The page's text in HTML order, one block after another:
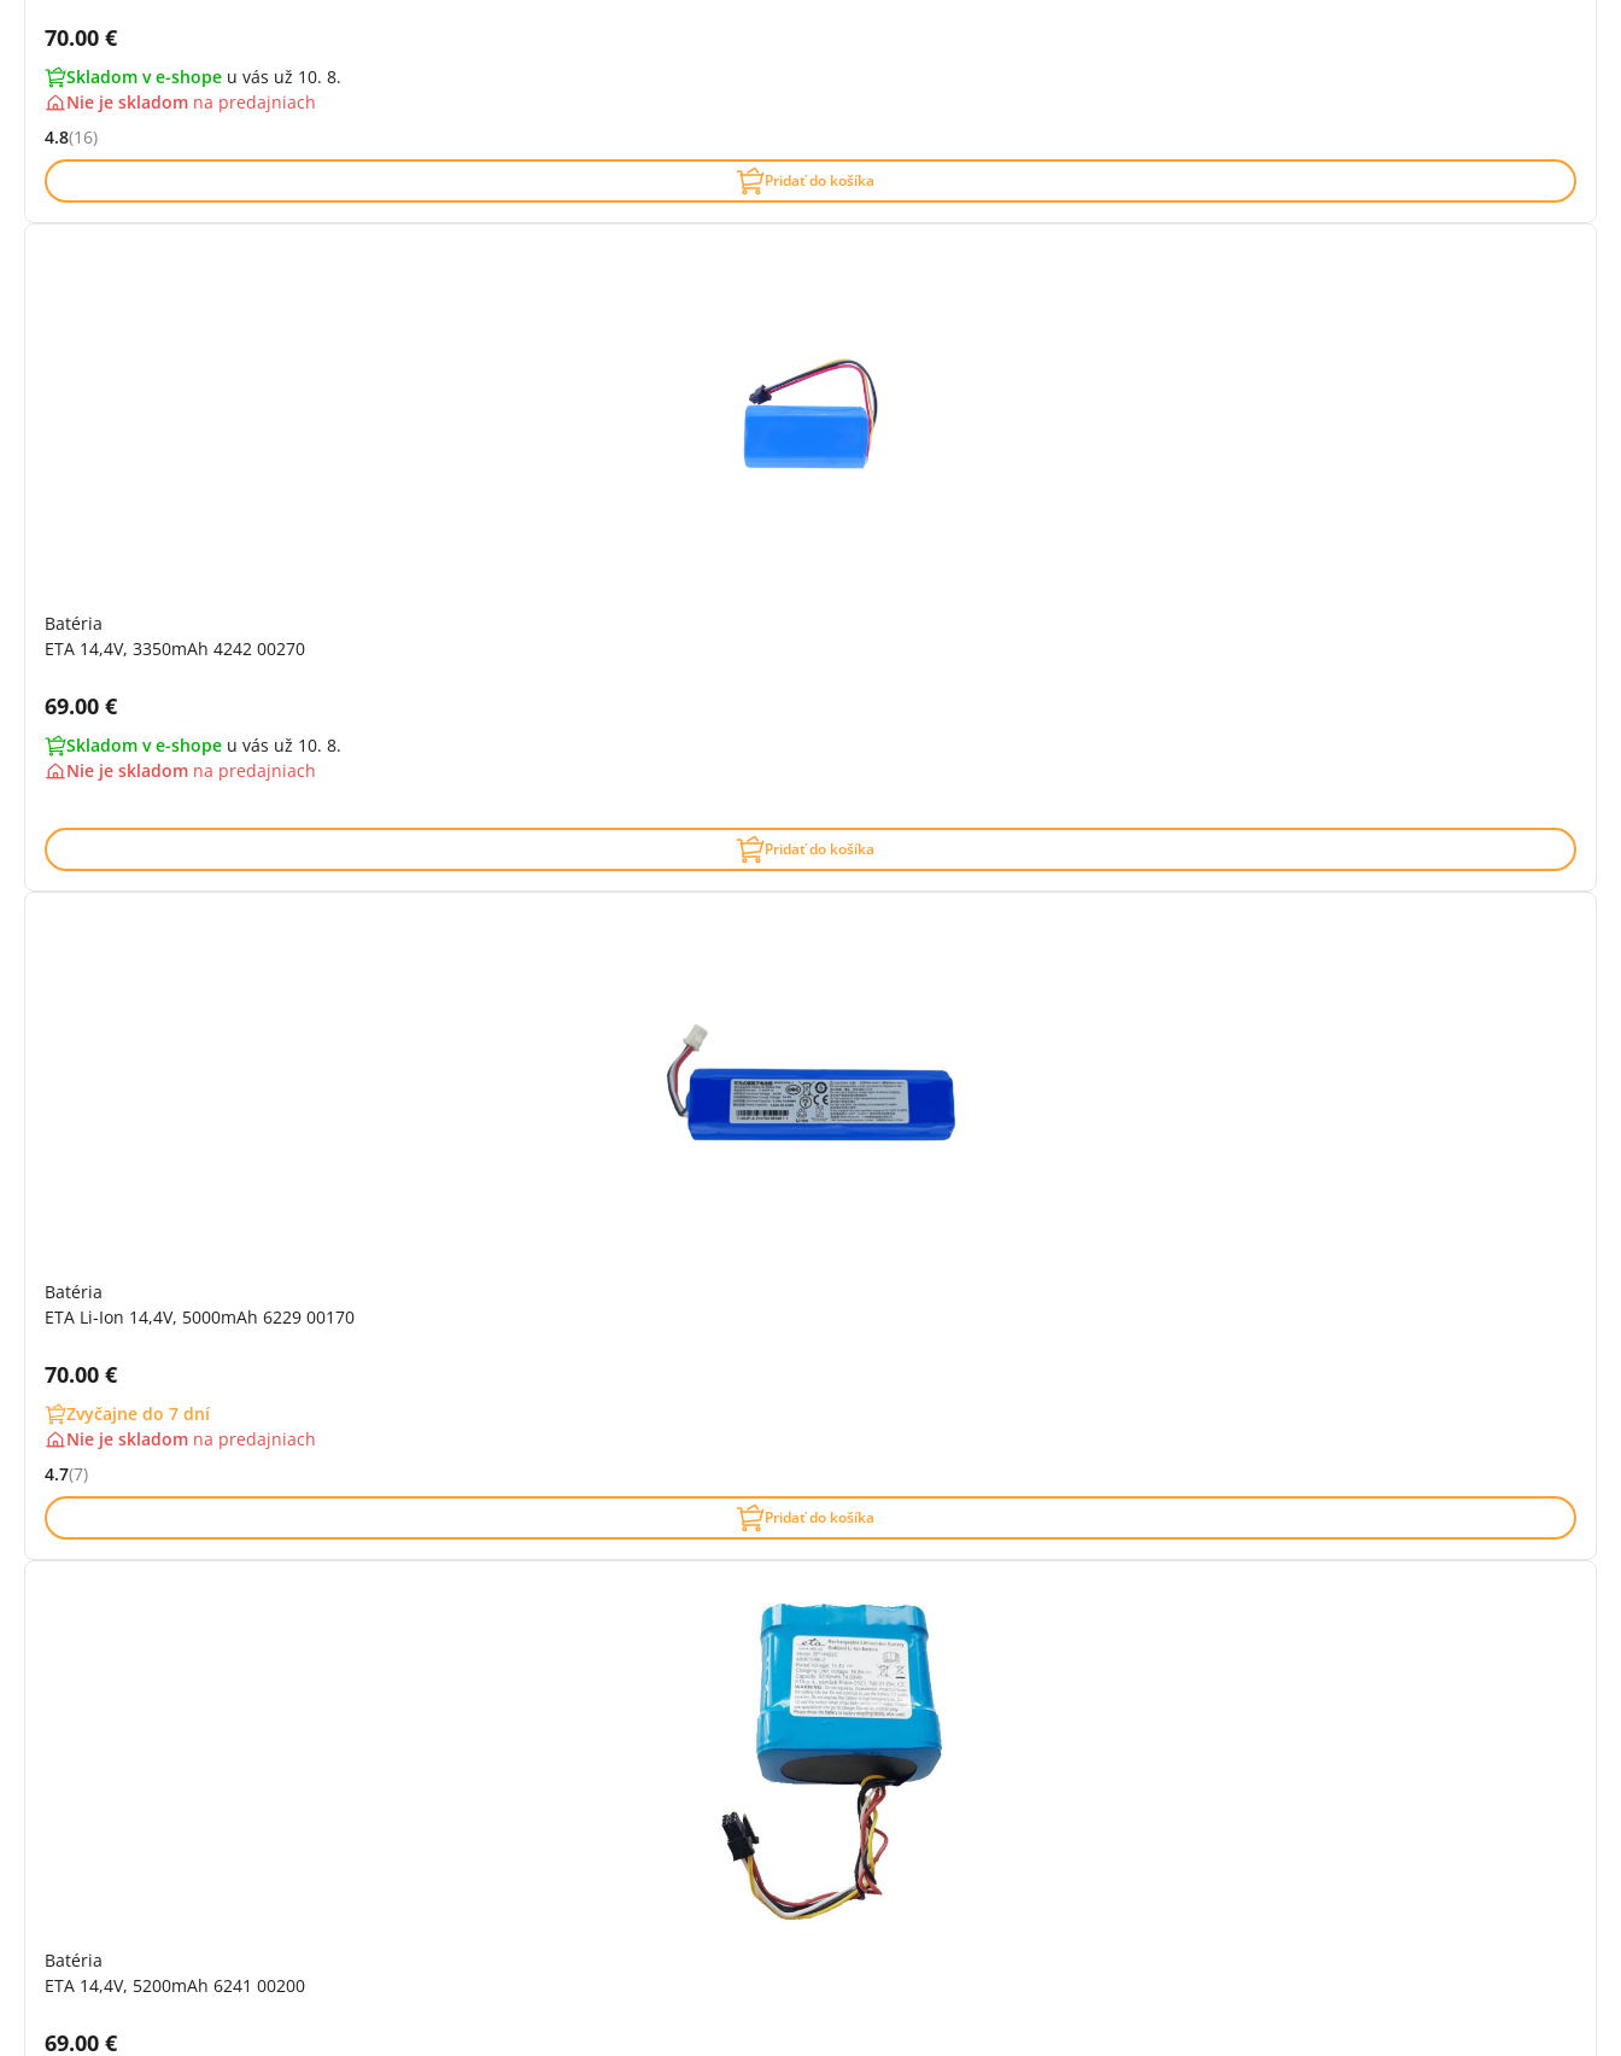
Cena s DPH:
70.00 €
Skladom v e-shope u vás už 10. 8.
Nie je skladom na predajniach
Hodnocení: 4.8 z 5 (16 recenzí)
4.8(16)
Pridať do košíka
Batéria
ETA 14,4V, 3350mAh 4242 00270
Cena s DPH:
69.00 €
Skladom v e-shope u vás už 10. 8.
Nie je skladom na predajniach
Pridať do košíka
Batéria
ETA Li-Ion 14,4V, 5000mAh 6229 00170
Cena s DPH:
70.00 €
Zvyčajne do 7 dní
Nie je skladom na predajniach
Hodnocení: 4.7 z 5 (7 recenzí)
4.7(7)
Pridať do košíka
Batéria
ETA 14,4V, 5200mAh 6241 00200
Cena s DPH:
69.00 €